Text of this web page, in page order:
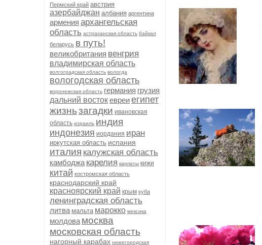
Пермский край австрия
азербайджан албания аргентина
армения архангельская
область астраханская область байкал
беларусь в путь!
великобритания венгрия
владимирская область
волгоградская область вологда
вологодская область
воронежская область германия грузия
дальний востокевреиегипет
жизньзагадки ивановская
область израиль индия
индонезия иордания иран
иркутская область испания
италия калужская область
камбоджа карелия карпаты кижи
китай костромская область
краснодарский край
красноярский край крым куба
ленинградская область
литва мальта марокко мексика
молдова москва
московская область
нагорный карабах нижегородская